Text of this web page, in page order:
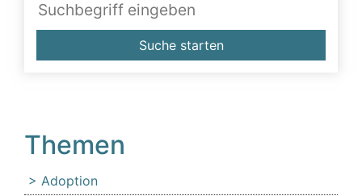
Suche starten
Themen
Adoption